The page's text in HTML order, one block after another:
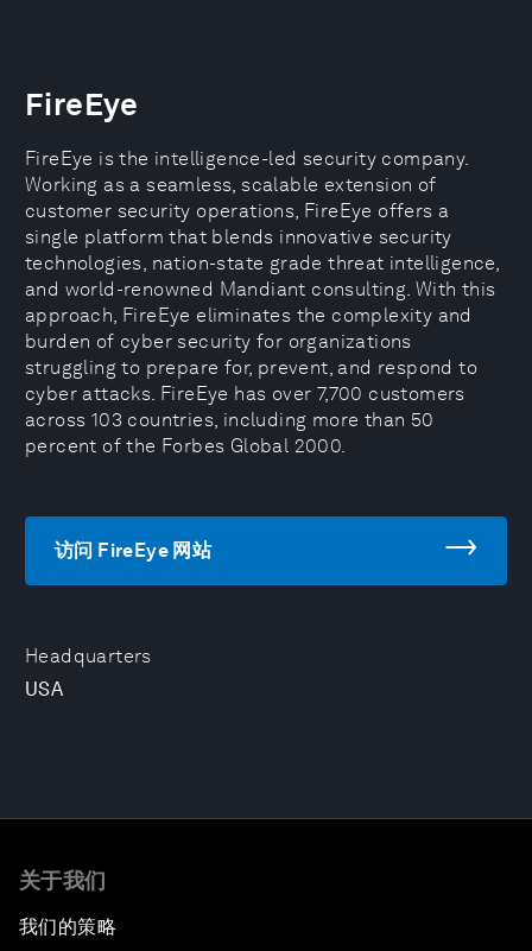
Headquarters
USA
FireEye
FireEye is the intelligence-led security company.
Working as a seamless, scalable extension of
customer security operations, FireEye offers a
single platform that blends innovative security
technologies, nation-state grade threat intelligence,
and world-renowned Mandiant consulting. With this
approach, FireEye eliminates the complexity and
burden of cyber security for organizations
struggling to prepare for, prevent, and respond to
cyber attacks. FireEye has over 7,700 customers
across 103 countries, including more than 50
percent of the Forbes Global 2000.
访问 FireEye 网站
关于我们
我们的策略